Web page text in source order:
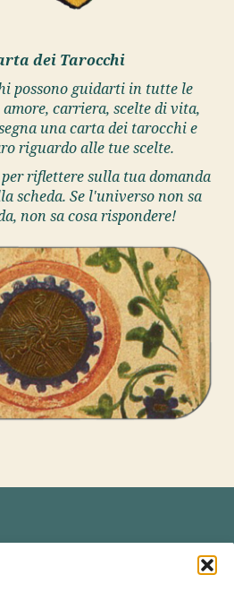
dei Tarocchi
possono guidarti in tutte le
carriera, scelte di vita,
una carta dei tarocchi e
riguardo alle tue scelte.
riflettere sulla tua domanda
scheda. Se l'universo non sa
non sa cosa rispondere!